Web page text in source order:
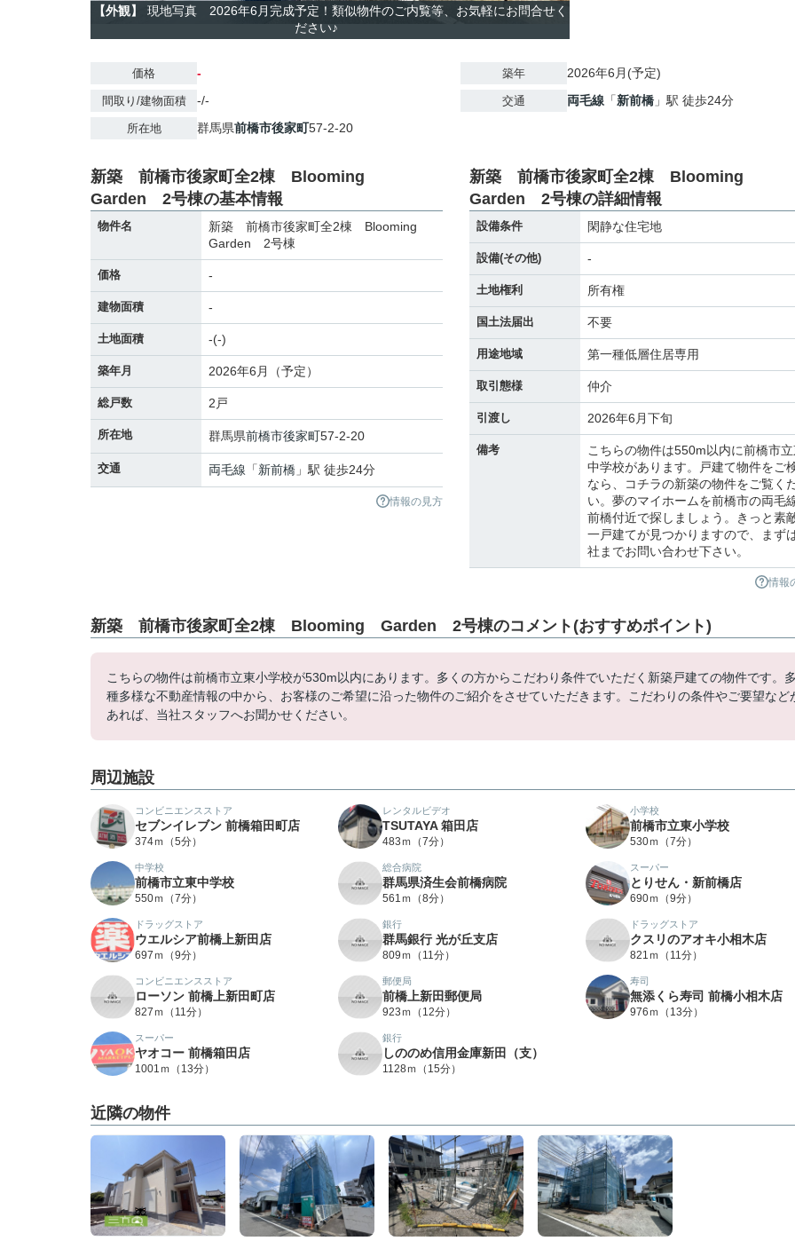
【外観】
現地写真 2026年6月完成予定！類似物件のご内覧等、お気軽にお問合せく
ださい♪
価格 -
間取り/建物面積 -/-
所在地 群馬県前橋市後家町57-2-20
築年 2026年6月(予定)
交通 両毛線 「新前橋 」駅 徒歩24分
新築 前橋市後家町全2棟 Blooming
Garden 2号棟の基本情報
物件名
新築 前橋市後家町全2棟 Blooming
Garden 2号棟
価格 -
建物面積 -
土地面積 -(-)
築年月 2026年6月（予定）
総戸数 2戸
所在地 群馬県前橋市後家町57-2-20
交通 両毛線 「新前橋 」駅 徒歩24分
情報の見方
新築 前橋市後家町全2棟 Blooming
Garden 2号棟の詳細情報
設備条件 閑静な住宅地
設備(その他) -
土地権利 所有権
国土法届出 不要
用途地域 第一種低層住居専用
取引態様 仲介
引渡し 2026年6月下旬
備考
こちらの物件は550m以内に前橋市立
中学校があります。戸建て物件をご
なら、コチラの新築の物件をご覧く
い。夢のマイホームを前橋市の両毛
前橋付近で探しましょう。きっと素
一戸建てが見つかりますので、まず
社までお問い合わせ下さい。
情報
新築 前橋市後家町全2棟 Blooming Garden 2号棟のコメント(おすすめポイント)
こちらの物件は前橋市立東小学校が530m以内にあります。多くの方からこだわり条件でいただく新築戸建ての物件です。多
種多様な不動産情報の中から、お客様のご希望に沿った物件のご紹介をさせていただきます。こだわりの条件やご要望など
あれば、当社スタッフへお聞かせください。
周辺施設
コンビニエンスストア
セブンイレブン 前橋箱田町店
374ｍ（5分）
レンタルビデオ
TSUTAYA 箱田店
483ｍ（7分）
小学校
前橋市立東小学校
530ｍ（7分）
中学校
前橋市立東中学校
550ｍ（7分）
総合病院
群馬県済生会前橋病院
561ｍ（8分）
スーパー
とりせん・新前橋店
690ｍ（9分）
ドラッグストア
ウエルシア前橋上新田店
697ｍ（9分）
銀行
群馬銀行 光が丘支店
809ｍ（11分）
ドラッグストア
クスリのアオキ小相木店
821ｍ（11分）
コンビニエンスストア
ローソン 前橋上新田町店
827ｍ（11分）
郵便局
前橋上新田郵便局
923ｍ（12分）
寿司
無添くら寿司 前橋小相木店
976ｍ（13分）
スーパー
ヤオコー 前橋箱田店
1001ｍ（13分）
銀行
しののめ信用金庫新田（支）
1128ｍ（15分）
近隣の物件